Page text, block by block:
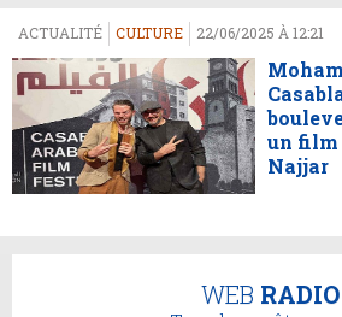
ACTUALITÉ CULTURE 22/06/2025 À 12:21
un film
Najjar
WEB RADIO